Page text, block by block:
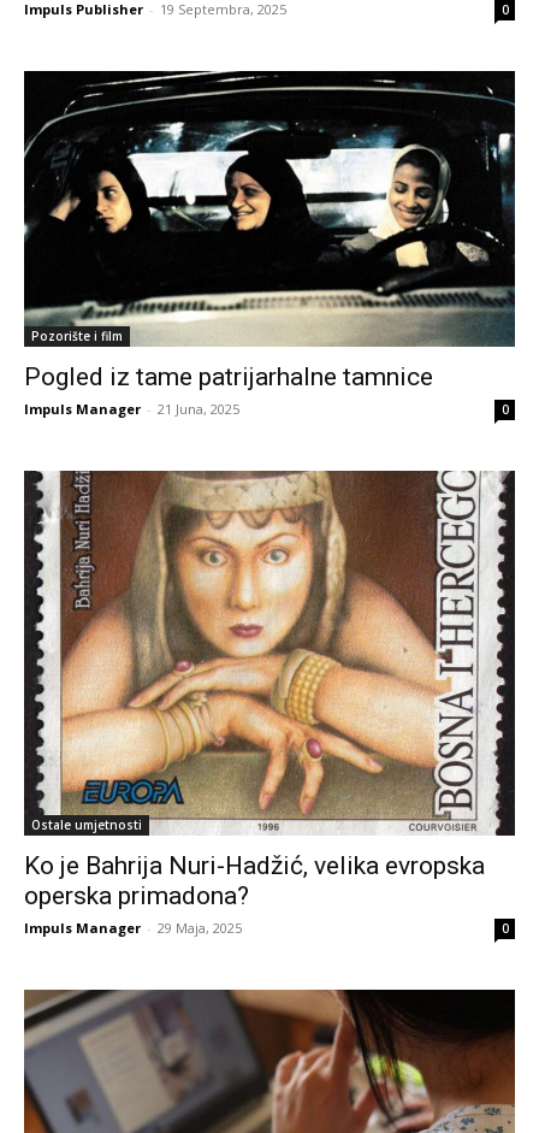
Impuls Publisher - 19 Septembra, 2025 0
Pozorište i film
Pogled iz tame patrijarhalne tamnice
Impuls Manager - 21 Juna, 2025 0
Ostale umjetnosti
Ko je Bahrija Nuri-Hadžić, velika evropska
operska primadona?
Impuls Manager - 29 Maja, 2025 0